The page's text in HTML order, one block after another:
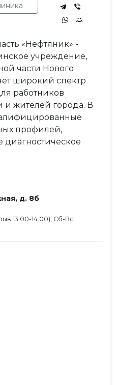
«Нефтяник» -
учреждение,
части Нового
широкий спектр
работников
и жителей города. В
профилей,
диагностическое
д. 8б
13:00-14:00), Сб-Вс: